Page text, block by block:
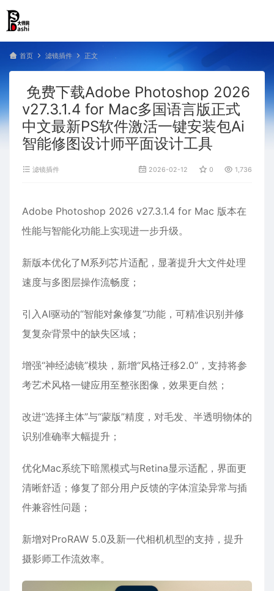
首页 滤镜插件 正文
免费下载Adobe Photoshop 2026
v27.3.1.4 for Mac多国语言版正式
中文最新PS软件激活一键安装包Ai
智能修图设计师平面设计工具
滤镜插件 2026-02-12 0 1,736
Adobe Photoshop 2026 v27.3.1.4 for Mac 版本在
性能与智能化功能上实现进一步升级。
新版本优化了M系列芯片适配，显著提升大文件处理
速度与多图层操作流畅度；
引入AI驱动的“智能对象修复”功能，可精准识别并修
复复杂背景中的缺失区域；
增强“神经滤镜”模块，新增“风格迁移2.0”，支持将参
考艺术风格一键应用至整张图像，效果更自然；
改进“选择主体”与“蒙版”精度，对毛发、半透明物体的
识别准确率大幅提升；
优化Mac系统下暗黑模式与Retina显示适配，界面更
清晰舒适；修复了部分用户反馈的字体渲染异常与插
件兼容性问题；
新增对ProRAW 5.0及新一代相机机型的支持，提升
摄影师工作流效率。